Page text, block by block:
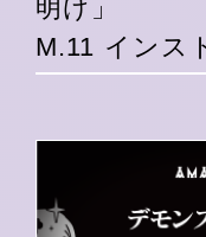
明け」
M.11 インス